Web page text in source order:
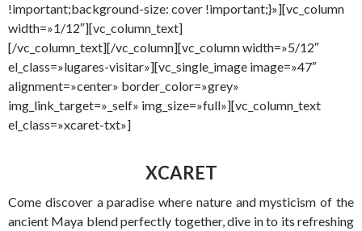
!important;background-size: cover !important;}»][vc_column
width=»1/12″][vc_column_text]
[/vc_column_text][/vc_column][vc_column width=»5/12″
el_class=»lugares-visitar»][vc_single_image image=»47″
alignment=»center» border_color=»grey»
img_link_target=»_self» img_size=»full»][vc_column_text
el_class=»xcaret-txt»]
XCARET
Come discover a paradise where nature and mysticism of the
ancient Maya blend perfectly together, dive in to its refreshing